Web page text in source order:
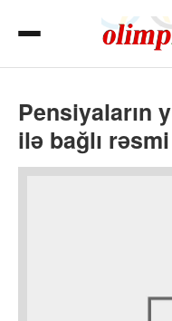
Pensiyaların
ilə bağlı